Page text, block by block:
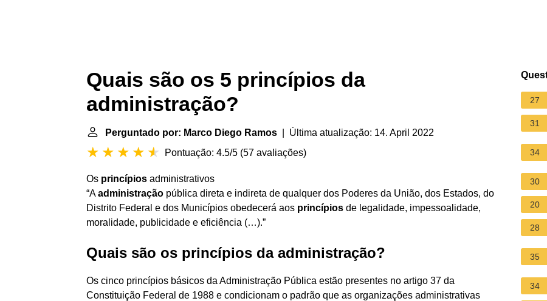
Quais são os 5 princípios da
administração?
Perguntado por: Marco Diego Ramos | Última atualização: 14. April 2022
Pontuação: 4.5/5 (57 avaliações)
Os princípios administrativos
“Aadministração pública direta e indireta de qualquer dos Poderes da União, dos Estados, do
Distrito Federal e dos Municípios obedecerá aos princípios de legalidade, impessoalidade,
moralidade, publicidade e eficiência (…).”
Quais são os princípios da administração?
Os cinco princípios básicos da Administração Pública estão presentes no artigo 37 da
Constituição Federal de 1988 e condicionam o padrão que as organizações administrativas
27
31
34
30
20
28
35
34